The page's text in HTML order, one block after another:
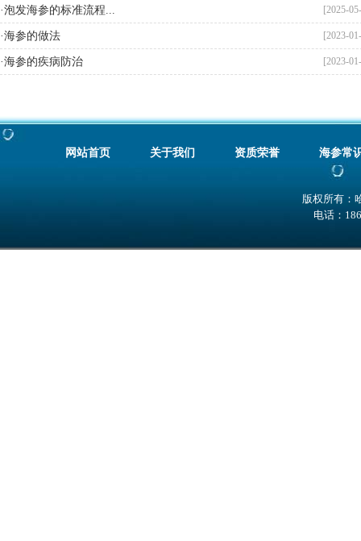
·泡发海参的标准流程... [2025-
·海参的做法 [2023-
·海参的疾病防治 [2023-
网站首页 关于我们 资质荣誉 海参常
版权所有：
电话：